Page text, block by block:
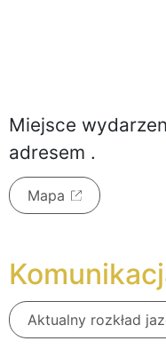
Miejsce
adresem .
Mapa
Aktualny rozkład